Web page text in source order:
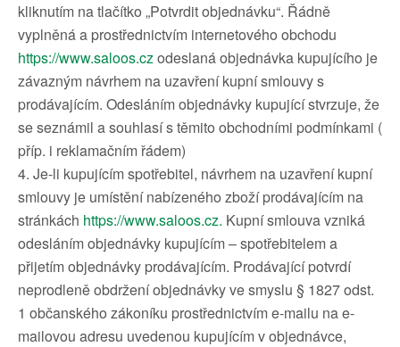
kliknutím na tlačítko „Potvrdit objednávku“. Řádně
vyplněná a prostřednictvím internetového obchodu
https://www.saloos.czodeslaná objednávka kupujícího je
závazným návrhem na uzavření kupní smlouvy s
prodávajícím. Odesláním objednávky kupující stvrzuje, že
se seznámil a souhlasí s těmito obchodními podmínkami (
příp. i reklamačním řádem)
4. Je-li kupujícím spotřebitel, návrhem na uzavření kupní
smlouvy je umístění nabízeného zboží prodávajícím na
stránkách https://www.saloos.cz. Kupní smlouva vzniká
odesláním objednávky kupujícím – spotřebitelem a
přijetím objednávky prodávajícím. Prodávající potvrdí
neprodleně obdržení objednávky ve smyslu § 1827 odst.
1 občanského zákoníku prostřednictvím e-mailu na e-
mailovou adresu uvedenou kupujícím v objednávce,